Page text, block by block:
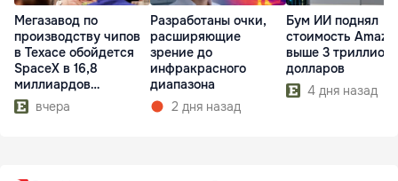
Мегазавод по
производству чипов
в Техасе обойдется
SpaceX в 16,8
миллиардов
долларов
вчера
Разработаны очки,
расширяющие
зрение до
инфракрасного
диапазона
2 дня назад
Бум ИИ поднял
стоимость
выше 3
долларов
4 дня назад